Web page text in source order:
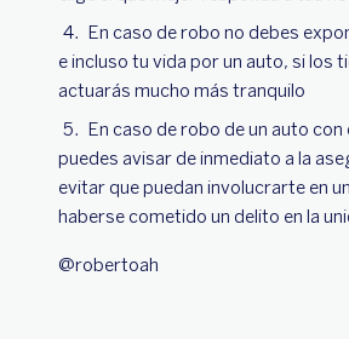
En caso de robo no debes
e incluso tu vida por un auto, si los
actuarás mucho más tranquilo
En caso de robo de un auto
puedes avisar de inmediato a la
evitar que puedan involucrarte en
haberse cometido un delito en la
@robertoah